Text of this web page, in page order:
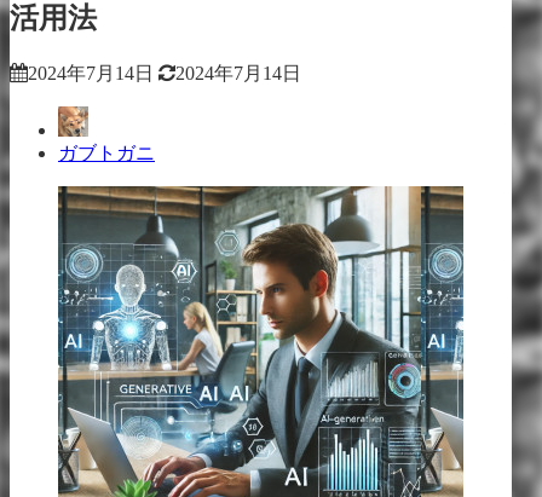
活用法
2024年7月14日 2024年7月14日
ガブトガニ